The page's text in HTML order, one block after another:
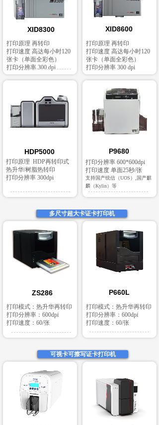
HDP5000 P9680
打印分辨率 600*600dpi
打印速度 单面25秒/张
支持国产统信（UOS）,国产麒
麟（Kylin）等
XID8600
打印原理 HDP再转印式
热升华/树脂热转印
打印分辨率 300dpi
打印原理 再转印
打印速度 高达每小时120
张卡（单面全彩色）
打印分辨率 300 dpi
XID8300
打印原理 再转印
打印速度 高达每小时120
张卡（单面全彩色）
打印分辨率 300 dpi
打印模式：热升华再转印
打印分辨率：600dpi
打印速度：60/张
P660L
打印模式：热升华再转印
打印分辨率：600dpi
打印速度：60/张
ZS286
多尺寸超大卡证卡打印机
可视卡可擦写证卡打印机